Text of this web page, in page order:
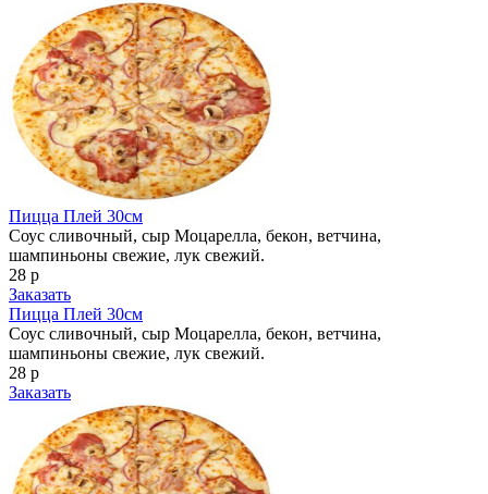
Пицца Плей 30см
Соус сливочный, сыр Моцарелла, бекон, ветчина,
шампиньоны свежие, лук свежий.
28 р
Заказать
Пицца Плей 30см
Соус сливочный, сыр Моцарелла, бекон, ветчина,
шампиньоны свежие, лук свежий.
28 р
Заказать